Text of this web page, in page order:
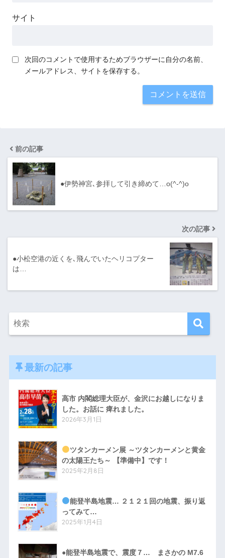
サイト
次回のコメントで使用するためブラウザーに自分の名前、
メールアドレス、サイトを保存する。
前の記事
●伊勢神宮､参拝して引き締めて…o(^-^)o
次の記事
●小松空港の近くを､飛んでいたヘリコプター
は…
最新の記事
高市 内閣総理大臣が、金沢にお越しになりま
した。お話に 痺れました。
2026年3月1日
ツタンカーメン展 ～ツタンカーメンと黄金
の太陽王たち～ 【準備中】です！
2025年2月8日
能登半島地震… ２１２１回の地震、振り返
ってみて…
2025年1月4日
●能登半島地震で、震度７… まさかの M7.6